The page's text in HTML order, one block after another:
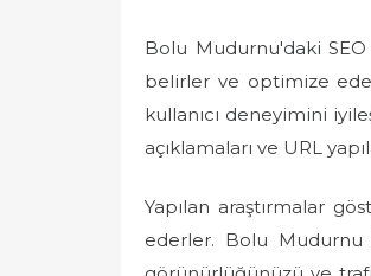
Bolu Mudurnu'daki
belirler ve optimize
kullanıcı deneyimini
açıklamaları ve URL
Yapılan araştırmalar
ederler. Bolu Mudurnu